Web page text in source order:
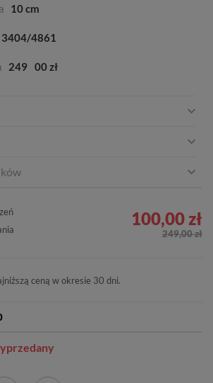
10 cm
3404/4861
249 00 zł
100,00 zł
249,00 zł
ceną w okresie 30 dni.